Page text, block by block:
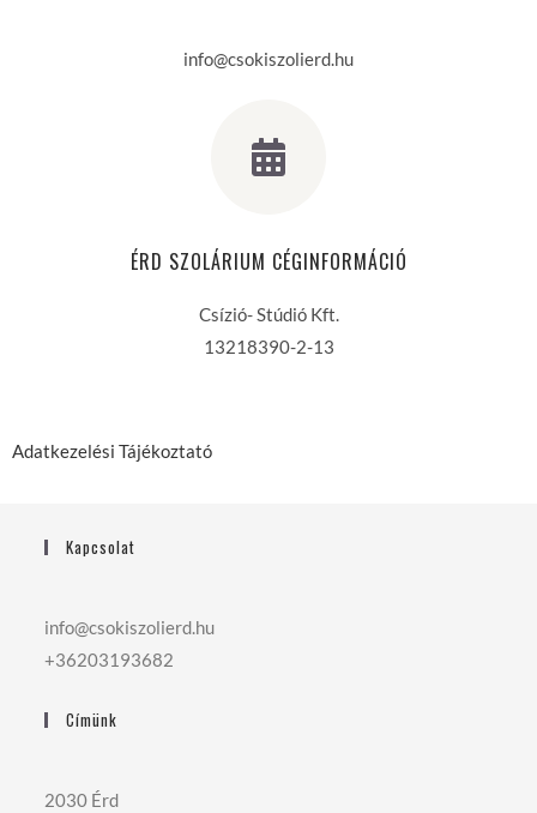
info@csokiszolierd.hu
ÉRD SZOLÁRIUM CÉGINFORMÁCIÓ
Csízió- Stúdió Kft.
13218390-2-13
Adatkezelési Tájékoztató
Kapcsolat
info@csokiszolierd.hu
+36203193682
Címünk
2030 Érd